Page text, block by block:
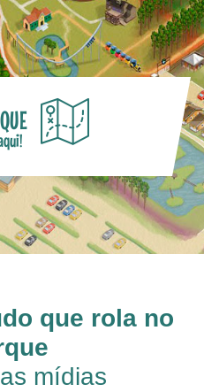
que rola no
mídias